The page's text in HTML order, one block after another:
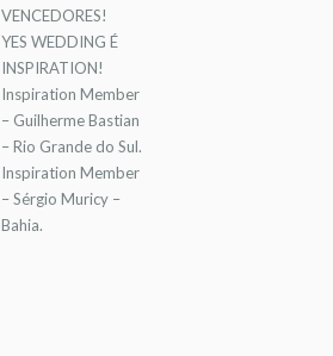
VENCEDORES!
YES WEDDING É
INSPIRATION!
Inspiration Member
– Guilherme Bastian
– Rio Grande do Sul.
Inspiration Member
– Sérgio Muricy –
Bahia.